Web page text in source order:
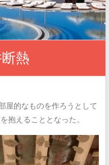
熱
屋的なものを作ろうとして
抱えることとなった。